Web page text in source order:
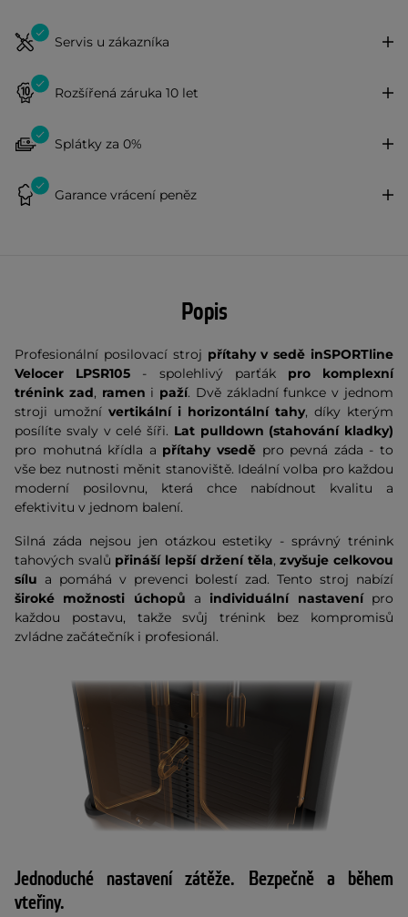
Servis u zákazníka
Rozšířená záruka 10 let
Splátky za 0%
Garance vrácení peněz
Popis
Profesionální posilovací stroj přítahy v sedě inSPORTline
Velocer LPSR105 - spolehlivý parťák pro komplexní
trénink zad, ramen i paží. Dvě základní funkce v jednom
stroji umožní vertikální i horizontální tahy, díky kterým
posílíte svaly v celé šíři. Lat pulldown (stahování kladky)
pro mohutná křídla a přítahy vsedě pro pevná záda - to
vše bez nutnosti měnit stanoviště. Ideální volba pro každou
moderní posilovnu, která chce nabídnout kvalitu a
efektivitu v jednom balení.
Silná záda nejsou jen otázkou estetiky - správný trénink
tahových svalů přináší lepší držení těla,zvyšuje celkovou
sílu a pomáhá v prevenci bolestí zad. Tento stroj nabízí
široké možnosti úchopů a individuální nastavení pro
každou postavu, takže svůj trénink bez kompromisů
zvládne začátečník i profesionál.
Jednoduché nastavení zátěže. Bezpečně a během
vteřiny.